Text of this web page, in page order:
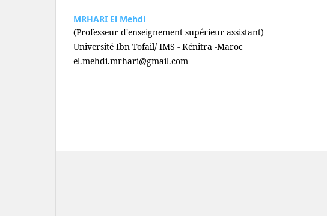
MRHARI El Mehdi
(Professeur d'enseignement supérieur assistant)
Université Ibn Tofail/ IMS - Kénitra -Maroc
el.mehdi.mrhari@gmail.com